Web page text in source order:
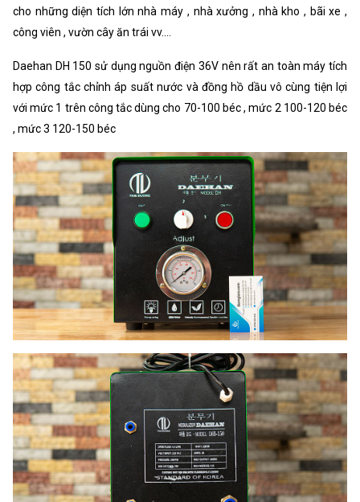
cho những diện tích lớn nhà máy , nhà xưởng , nhà kho , bãi xe ,
công viên , vườn cây ăn trái vv....
Daehan DH 150 sử dụng nguồn điện 36V nên rất an toàn máy tích
hợp công tắc chỉnh áp suất nước và đồng hồ dầu vô cùng tiện lợi
với mức 1 trên công tắc dùng cho 70-100 béc , mức 2 100-120 béc
, mức 3 120-150 béc